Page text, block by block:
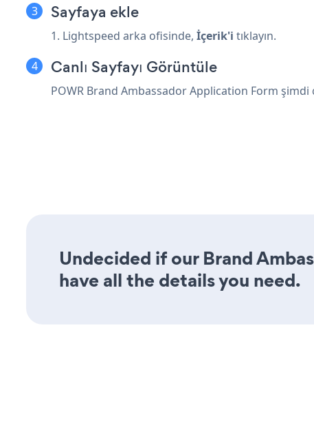
Sayfaya ekle
1. Lightspeed arka ofisinde, İçerik'i tıklayın.
Canlı Sayfayı Görüntüle
POWR Brand Ambassador Application Form şimdi
Undecided if our Brand
have all the details you need.